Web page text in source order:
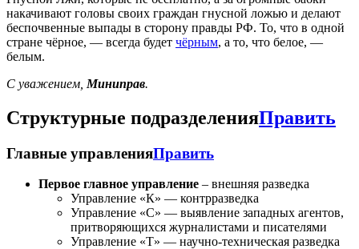
накачивают головы своих граждан гнусной ложью и делают
беспочвенные выпады в сторону правды РФ. То, что в одной
стране чёрное, — всегда будет чёрным, а то, что белое, —
белым.
С уважением, Миниправ.
Структурные подразделенияПравить
Главные управленияПравить
Первое главное управление – внешняя разведка
Управление «К» — контрразведка
Управление «С» — выявление западных агентов,
притворяющихся журналистами и писателями
Управление «Т» — научно-техническая разведка